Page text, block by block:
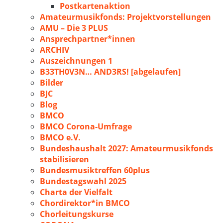
Postkartenaktion
Amateurmusikfonds: Projektvorstellungen
AMU – Die 3 PLUS
Ansprechpartner*innen
ARCHIV
Auszeichnungen 1
B33TH0V3N… AND3RS! [abgelaufen]
Bilder
BJC
Blog
BMCO
BMCO Corona-Umfrage
BMCO e.V.
Bundeshaushalt 2027: Amateurmusikfonds
stabilisieren
Bundesmusiktreffen 60plus
Bundestagswahl 2025
Charta der Vielfalt
Chordirektor*in BMCO
Chorleitungskurse